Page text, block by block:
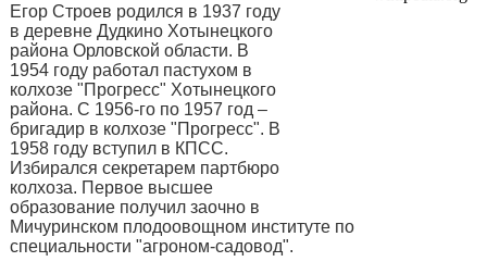
Егор Строев родился в 1937 году
в деревне Дудкино Хотынецкого
района Орловской области. В
1954 году работал пастухом в
колхозе "Прогресс" Хотынецкого
района. С 1956-го по 1957 год –
бригадир в колхозе "Прогресс". В
1958 году вступил в КПСС.
Избирался секретарем партбюро
колхоза. Первое высшее
образование получил заочно в
Мичуринском плодоовощном институте по
специальности "агроном-садовод".